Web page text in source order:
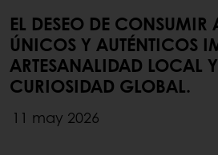
EL DESEO DE CONSUMIR
ÚNICOS Y AUTÉNTICOS
ARTESANALIDAD LOCAL
CURIOSIDAD GLOBAL.
11 may 2026